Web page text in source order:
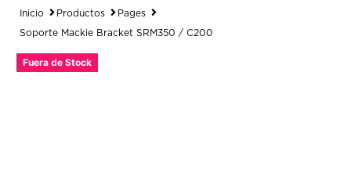
Inicio Productos Pages
Soporte Mackie Bracket SRM350 / C200
Fuera de Stock